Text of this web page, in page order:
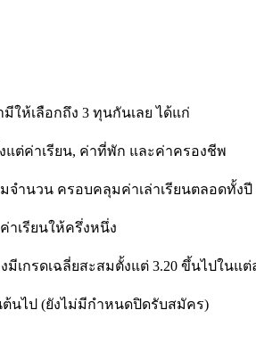
ให้เลือกถึง 3 ทุนกันเลย ได้แก่
แต่ค่าเรียน, ค่าที่พัก และค่าครองชีพ
มจำนวน ครอบคลุมค่าเล่าเรียนตลอดทั้งปี
าเรียนให้ครึ่งหนึ่ง
ลี่ยสะสมตั้งแต่ 3.20 ขึ้นไปในแต่ละปี
ป (ยังไม่มีกำหนดปิดรับสมัคร)